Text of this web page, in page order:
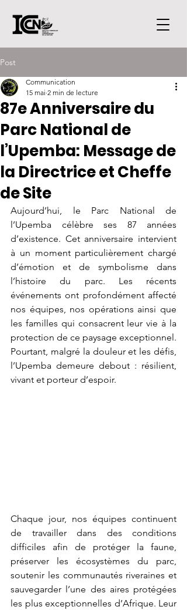
Post
87e Anniversaire du
Parc National de
l’Upemba: Message de
la Directrice et Cheffe
de Site
Communication
15 mai 2 min de lecture
Aujourd’hui, le Parc National de
l’Upemba célèbre ses 87 années
d’existence. Cet anniversaire intervient
à un moment particulièrement chargé
d’émotion et de symbolisme dans
l’histoire du parc. Les récents
événements ont profondément affecté
nos équipes, nos opérations ainsi que
les familles qui consacrent leur vie à la
protection de ce paysage exceptionnel.
Pourtant, malgré la douleur et les défis,
l’Upemba demeure debout : résilient,
vivant et porteur d’espoir.
Chaque jour, nos équipes continuent
de travailler dans des conditions
difficiles afin de protéger la faune,
préserver les écosystèmes du parc,
soutenir les communautés riveraines et
sauvegarder l’une des aires protégées
les plus exceptionnelles d’Afrique. Leur